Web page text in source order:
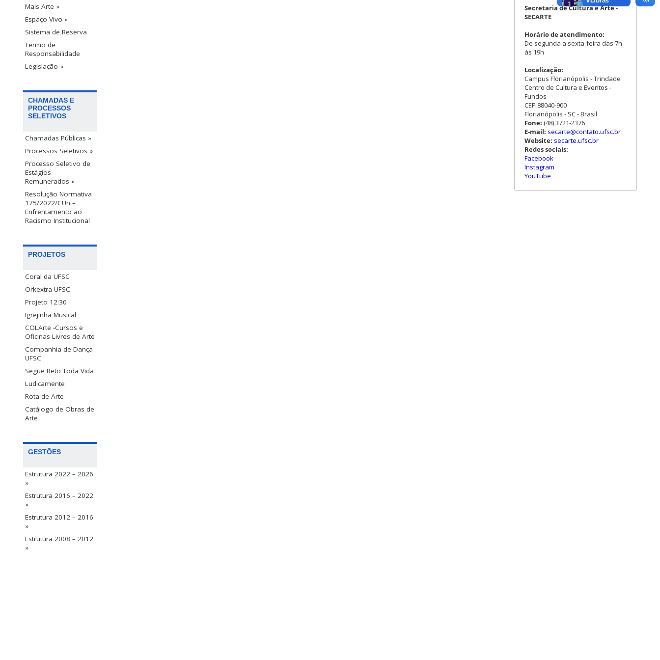
Mais Arte »
Espaço Vivo »
Sistema de Reserva
Termo de
Responsabilidade
Legislação »
CHAMADAS E
PROCESSOS
SELETIVOS
Chamadas Públicas »
Processos Seletivos »
Processo Seletivo de
Estágios
Remunerados »
Resolução Normativa
175/2022/CUn –
Enfrentamento ao
Racismo Institucional
PROJETOS
Coral da UFSC
Orkextra UFSC
Projeto 12:30
Igrejinha Musical
COLArte -Cursos e
Oficinas Livres de Arte
Companhia de Dança
UFSC
Segue Reto Toda Vida
Ludicamente
Rota de Arte
Catálogo de Obras de
Arte
GESTÕES
Estrutura 2022 – 2026
»
Estrutura 2016 – 2022
»
Estrutura 2012 – 2016
»
Estrutura 2008 – 2012
»
Secretaria de Cultura e Arte -
SECARTE
Horário de atendimento:
De segunda a sexta-feira das 7h
às 19h
Localização:
Campus Florianópolis - Trindade
Centro de Cultura e Eventos -
Fundos
CEP 88040-900
Florianópolis - SC - Brasil
Fone: (48) 3721-2376
E-mail: secarte@contato.ufsc.br
Website: secarte.ufsc.br
Redes sociais:
Facebook
Instagram
YouTube